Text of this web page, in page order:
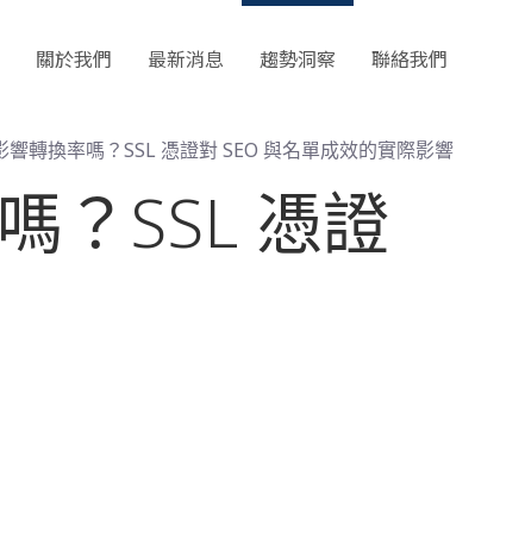
關於我們 最新消息 趨勢洞察 聯絡我們
轉換率嗎？SSL 憑證對 SEO 與名單成效的實際影響
？SSL 憑證